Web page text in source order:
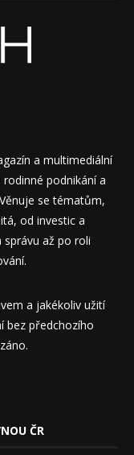
a multimediální
podnikání a
se tématům,
od investic a
až po roli
a jakékoliv užití
bez předchozího
ČR